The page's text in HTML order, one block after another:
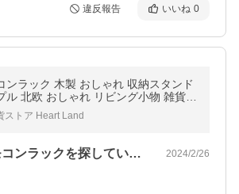
違反報告 いいね 0
ンラック 木製 おしゃれ 収納スタンド
ル 北欧 おしゃれ リビング小物 雑貨整
木目 茶 ナチュラル 眼鏡 スマホ DM
ストア Heart Land
おしゃれなリモコンラックを探していまし… 2024/2/26